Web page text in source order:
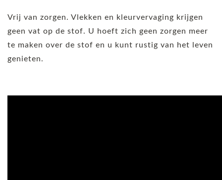
Vrij van zorgen. Vlekken en kleurvervaging krijgen
geen vat op de stof. U hoeft zich geen zorgen meer
te maken over de stof en u kunt rustig van het leven
genieten.